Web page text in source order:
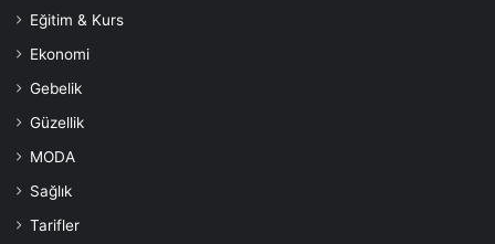
Uygulama
Birkaç saat beklettikten sonra, yüzünü suyla yıkayın.
Eğitim & Kurs
Ekonomi
Gebelik
Güzellik
MODA
Sağlık
Tarifler